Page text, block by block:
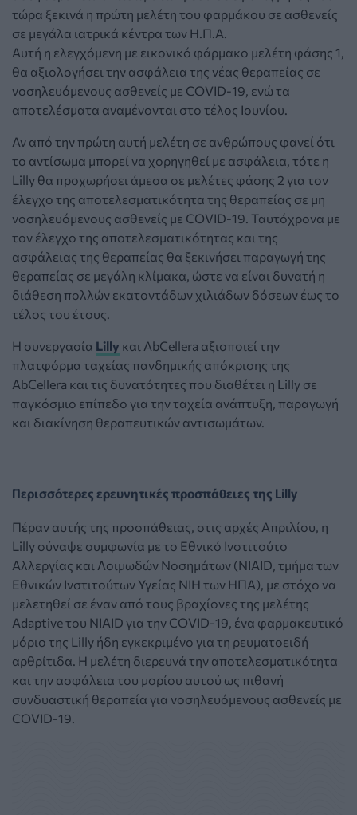
τώρα ξεκινά η πρώτη μελέτη του φαρμάκου σε ασθενείς
σε μεγάλα ιατρικά κέντρα των Η.Π.Α.
Αυτή η ελεγχόμενη με εικονικό φάρμακο μελέτη φάσης 1,
θα αξιολογήσει την ασφάλεια της νέας θεραπείας σε
νοσηλευόμενους ασθενείς με COVID-19, ενώ τα
αποτελέσματα αναμένονται στο τέλος Ιουνίου.
Αν από την πρώτη αυτή μελέτη σε ανθρώπους φανεί ότι
το αντίσωμα μπορεί να χορηγηθεί με ασφάλεια, τότε η
Lilly θα προχωρήσει άμεσα σε μελέτες φάσης 2 για τον
έλεγχο της αποτελεσματικότητα της θεραπείας σε μη
νοσηλευόμενους ασθενείς με COVID-19. Ταυτόχρονα με
τον έλεγχο της αποτελεσματικότητας και της
ασφάλειας της θεραπείας θα ξεκινήσει παραγωγή της
θεραπείας σε μεγάλη κλίμακα, ώστε να είναι δυνατή η
διάθεση πολλών εκατοντάδων χιλιάδων δόσεων έως το
τέλος του έτους.
Η συνεργασία Lilly και AbCellera αξιοποιεί την
πλατφόρμα ταχείας πανδημικής απόκρισης της
AbCellera και τις δυνατότητες που διαθέτει η Lilly σε
παγκόσμιο επίπεδο για την ταχεία ανάπτυξη, παραγωγή
και διακίνηση θεραπευτικών αντισωμάτων.
Περισσότερες ερευνητικές προσπάθειες της Lilly
Πέραν αυτής της προσπάθειας, στις αρχές Απριλίου, η
Lilly σύναψε συμφωνία με το Εθνικό Ινστιτούτο
Αλλεργίας και Λοιμωδών Νοσημάτων (NIAID, τμήμα των
Εθνικών Ινστιτούτων Υγείας NIH των ΗΠΑ), με στόχο να
μελετηθεί σε έναν από τους βραχίονες της μελέτης
Adaptive του NIAID για την COVID-19, ένα φαρμακευτικό
μόριο της Lilly ήδη εγκεκριμένο για τη ρευματοειδή
αρθρίτιδα. Η μελέτη διερευνά την αποτελεσματικότητα
και την ασφάλεια του μορίου αυτού ως πιθανή
συνδυαστική θεραπεία για νοσηλευόμενους ασθενείς με
COVID-19.